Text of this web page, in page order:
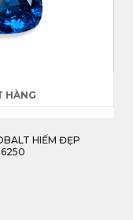
HÀNG
HIẾM ĐẸP